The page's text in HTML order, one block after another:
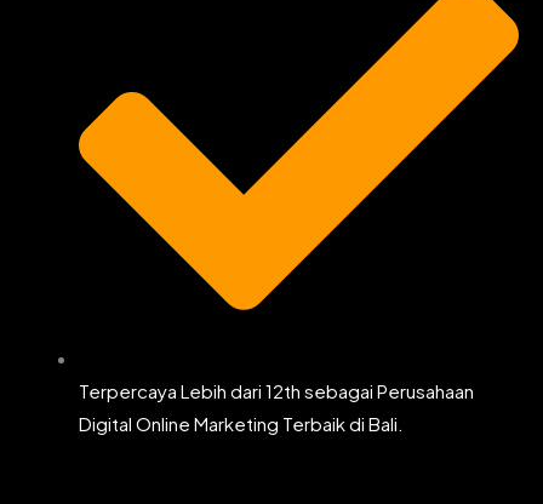
Terpercaya Lebih dari 12th sebagai Perusahaan
Digital Online Marketing Terbaik di Bali.